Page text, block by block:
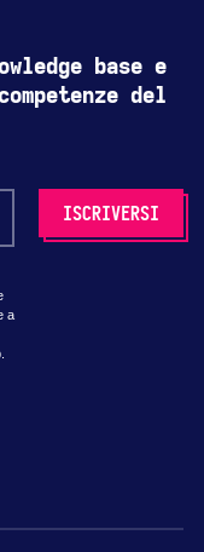
base e
del
a